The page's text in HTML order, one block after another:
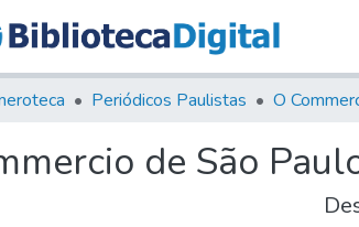
Periódicos Paulistas O
de São